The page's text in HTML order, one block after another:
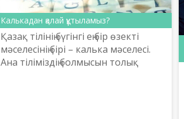
Калькадан қалай құтыламыз?
Қазақ тілінің бүгінгі ең бір өзекті
мәселесінің бірі – калька мәселесі.
Ана тіліміздің болмысын толық